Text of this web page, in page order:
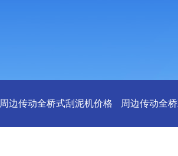
周边传动全桥式刮泥机价格 周边传动全